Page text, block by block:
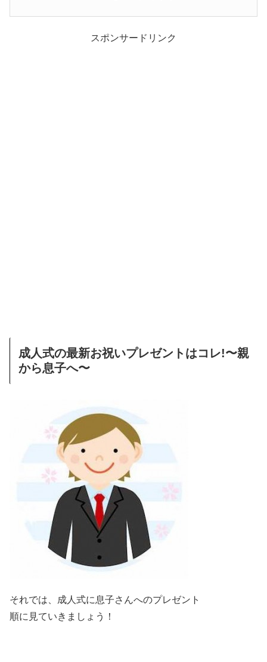
スポンサードリンク
成人式の最新お祝いプレゼントはコレ!〜親
から息子へ〜
それでは、成人式に息子さんへのプレゼント
順に見ていきましょう！